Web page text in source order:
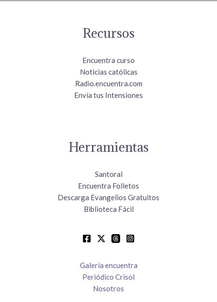
Recursos
Encuentra curso
Noticias católicas
Radio.encuentra.com
Envía tus Intensiones
Herramientas
Santoral
Encuentra Folletos
Descarga Evangelios Gratuitos
Biblioteca Fácil
Galería encuentra
Periódico Crisol
Nosotros